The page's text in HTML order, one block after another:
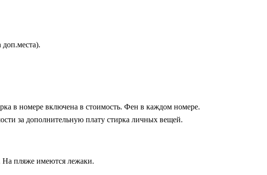
доп.места).
в номере включена в стоимость. Фен в каждом номере.
за дополнительную плату стирка личных вещей.
На пляже имеются лежаки.